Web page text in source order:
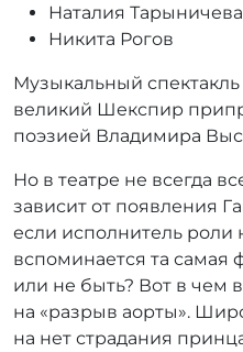
Наталия Тарыничева
Никита Рогов
Музыкальный спектакль
великий Шекспир
поэзией Владимира
Но в театре не всегда
зависит от появления
если исполнитель роли
вспоминается та
или не быть? Вот в чем
на «разрыв аорты».
на нет страдания